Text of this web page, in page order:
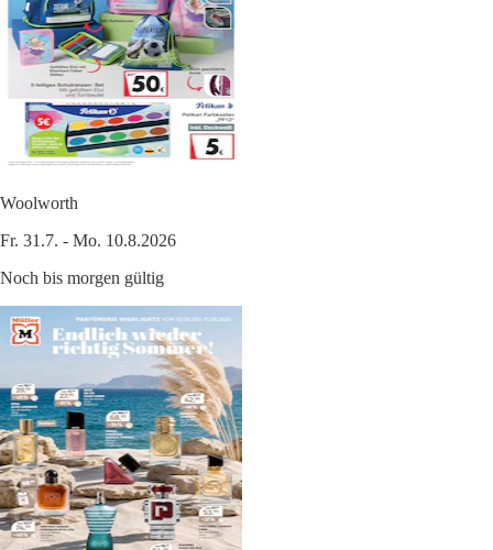
Woolworth
Fr. 31.7. - Mo. 10.8.2026
Noch bis morgen gültig